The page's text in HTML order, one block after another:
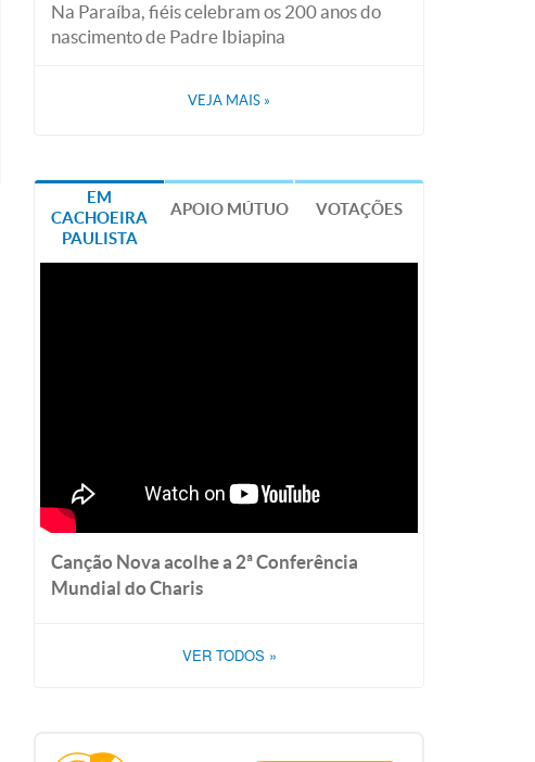
Na Paraíba, fiéis celebram os 200 anos do
nascimento de Padre Ibiapina
VEJA MAIS »
EM
CACHOEIRA
PAULISTA
APOIO MÚTUO VOTAÇÕES
Canção Nova acolhe a 2ª Conferência
Mundial do Charis
VER TODOS »